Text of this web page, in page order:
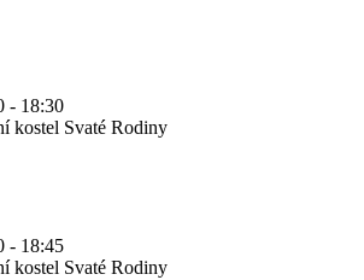
- 18:30
kostel Svaté Rodiny
- 18:45
kostel Svaté Rodiny